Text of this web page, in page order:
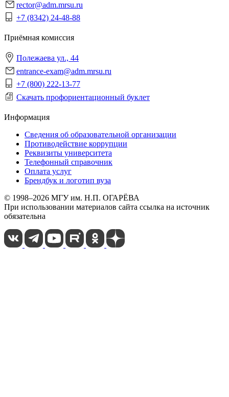
rector@adm.mrsu.ru
+7 (8342) 24-48-88
Приёмная комиссия
Полежаева ул., 44
entrance-exam@adm.mrsu.ru
+7 (800) 222-13-77
Скачать профориентационный буклет
Информация
Сведения об образовательной организации
Противодействие коррупции
Реквизиты университета
Телефонный справочник
Оплата услуг
Брендбук и логотип вуза
© 1998–2026 МГУ им. Н.П. ОГАРЁВА
При использовании материалов сайта ссылка на источник
обязательна